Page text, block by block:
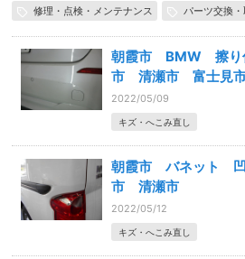
修理・点検・メンテナンス パーツ交換
朝霞市 BMW 擦
市 清瀬市 富士見
2022/05/09
キズ・へこみ直し
朝霞市 バネット
市 清瀬市
2022/05/12
キズ・へこみ直し